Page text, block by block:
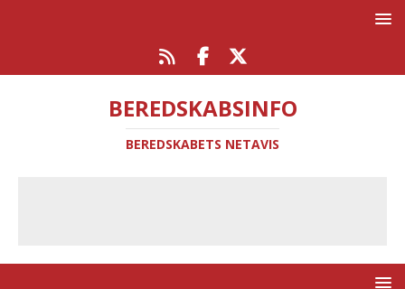
BEREDSKABSINFO
BEREDSKABETS NETAVIS